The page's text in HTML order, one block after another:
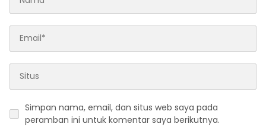
Simpan nama, email, dan situs web saya pada
peramban ini untuk komentar saya berikutnya.